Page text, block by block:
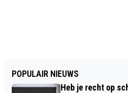
POPULAIR NIEUWS
Heb je recht op